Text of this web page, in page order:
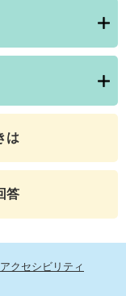
は
答
アクセシビリティ